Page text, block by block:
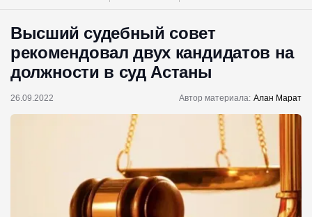
Высший судебный совет
рекомендовал двух кандидатов на
должности в суд Астаны
26.09.2022 Автор материала: Алан Марат